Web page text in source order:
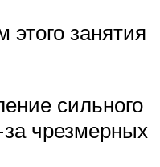
занятия
сильного
за чрезмерных